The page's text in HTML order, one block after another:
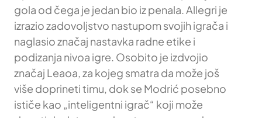
gola od čega je jedan bio iz penala. Allegri je
izrazio zadovoljstvo nastupom svojih igrača i
naglasio značaj nastavka radne etike i
podizanja nivoa igre. Osobito je izdvojio
značaj Leaoa, za kojeg smatra da može još
više doprineti timu, dok se Modrić posebno
ističe kao „inteligentni igrač“ koji može